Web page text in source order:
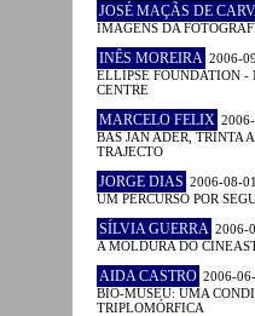
JOSÉ MAÇÃS DE
IMAGENS DA
INÊS MOREIRA 2006-
ELLIPSE FOUNDATION -
CENTRE
MARCELO FELIX
BAS JAN ADER, TRINTA
TRAJECTO
JORGE DIAS 2006-08-01
UM PERCURSO POR
SÍLVIA GUERRA 2006-
A MOLDURA DO
AIDA CASTRO 2006-
BIO-MUSEU: UMA
TRIPLOMÓRFICA